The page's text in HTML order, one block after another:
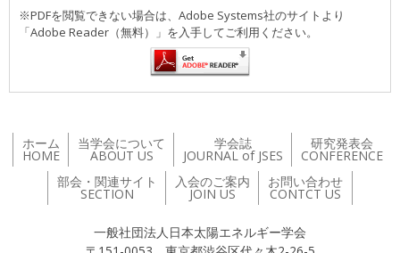
※PDFを閲覧できない場合は、Adobe Systems社のサイトより
「Adobe Reader（無料）」を入手してご利用ください。
ホーム
HOME
当学会について
ABOUT US
学会誌
JOURNAL of JSES
研究発表会
CONFERENCE
部会・関連サイト
SECTION
入会のご案内
JOIN US
お問い合わせ
CONTCT US
一般社団法人日本太陽エネルギー学会